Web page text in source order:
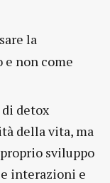
la
non come
detox
della vita, ma
sviluppo
interazioni e